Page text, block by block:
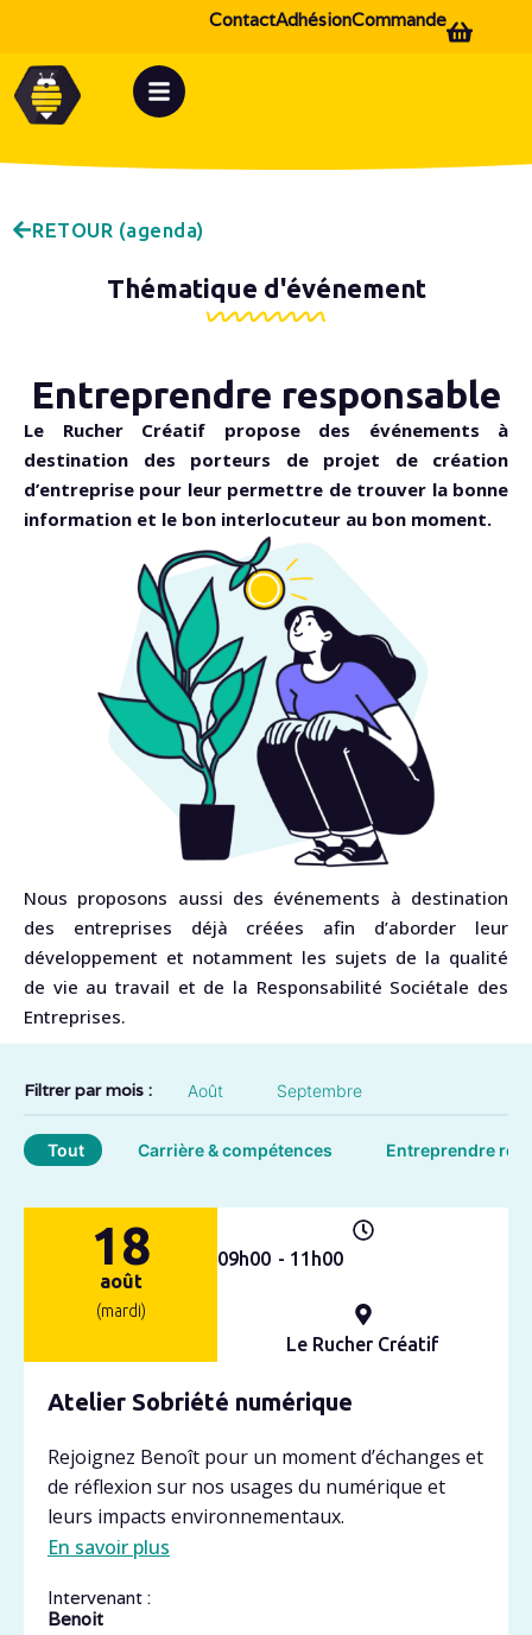
Commande
Adhésion
Contact
RETOUR (agenda)
Thématique d'événement
Entreprendre responsable
Le Rucher Créatif propose des événements à
destination des porteurs de projet de création
d’entreprise pour leur permettre de trouver la bonne
information et le bon interlocuteur au bon moment.
Nous proposons aussi des événements à destination
des entreprises déjà créées afin d’aborder leur
développement et notamment les sujets de la qualité
de vie au travail et de la Responsabilité Sociétale des
Entreprises.
Filtrer par mois : Août Septembre
Carrière & compétences Entreprendre
Tout
18
août
(mardi)
09h00 - 11h00
Le Rucher Créatif
Atelier Sobriété numérique
Rejoignez Benoît pour un moment d’échanges et
de réflexion sur nos usages du numérique et
leurs impacts environnementaux.
En savoir plus
Intervenant :
Benoit